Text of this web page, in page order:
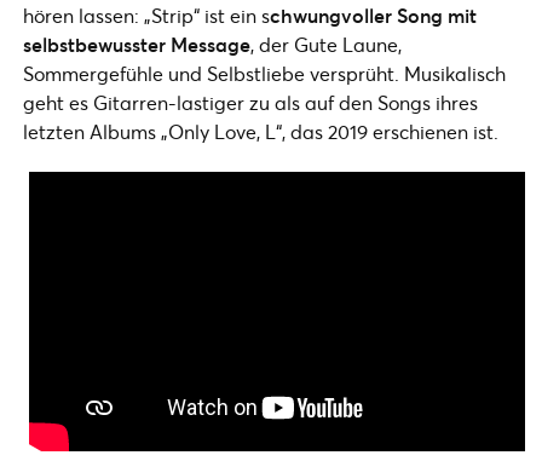
hören lassen: „Strip“ ist ein schwungvoller Song mit
selbstbewusster Message, der Gute Laune,
Sommergefühle und Selbstliebe versprüht. Musikalisch
geht es Gitarren-lastiger zu als auf den Songs ihres
letzten Albums „Only Love, L“, das 2019 erschienen ist.